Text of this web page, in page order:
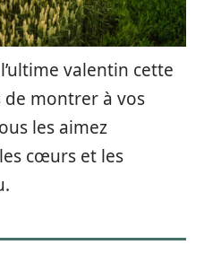
valentin cette
de montrer à vos
les aimez
cœurs et les